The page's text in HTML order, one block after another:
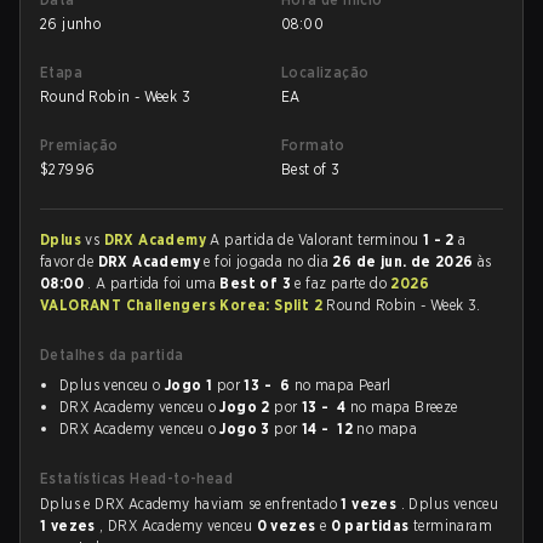
26 junho
08:00
Etapa
Round Robin - Week 3
Localização
EA
Premiação
$27996
Formato
Best of 3
Dplusvs DRX AcademyA partida de Valorant terminou 1 - 2 a
favor de DRX Academye foi jogada no dia 26 de jun. de 2026às
08:00 . A partida foi uma Best of 3e faz parte do 2026
VALORANT Challengers Korea: Split 2 Round Robin - Week 3.
Detalhes da partida
Dplus venceu o Jogo 1 por13 - 6 no mapa Pearl
DRX Academy venceu oJogo 2 por 13 - 4 no mapa Breeze
DRX Academy venceu oJogo 3 por 14 - 12 no mapa
Estatísticas Head-to-head
Dplus e DRX Academy haviam se enfrentado1 vezes . Dplus venceu
1 vezes , DRX Academy venceu 0 vezes e 0 partidasterminaram